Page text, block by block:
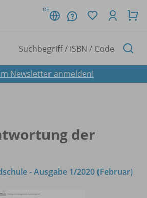
DE
Newsletter anmelden!
der
- Ausgabe 1/2020 (Februar)